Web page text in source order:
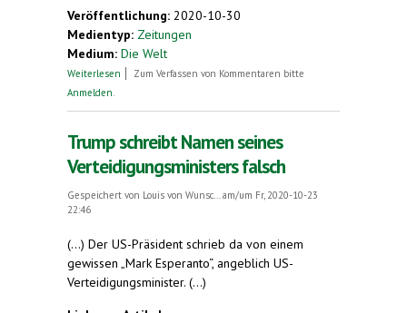
Veröffentlichung: 2020-10-30
Medientyp: Zeitungen
Medium: Die Welt
Weiterlesen über Alles außer Neusprech
Zum Verfassen von Kommentaren bitte
Anmelden
Trump schreibt Namen seines
Verteidigungsministers falsch
Gespeichert von Louis von Wunsc...
am/um Fr, 2020-10-23
22:46
(...) Der US-Präsident schrieb da von einem
gewissen „Mark Esperanto“, angeblich US-
Verteidigungsminister. (...)